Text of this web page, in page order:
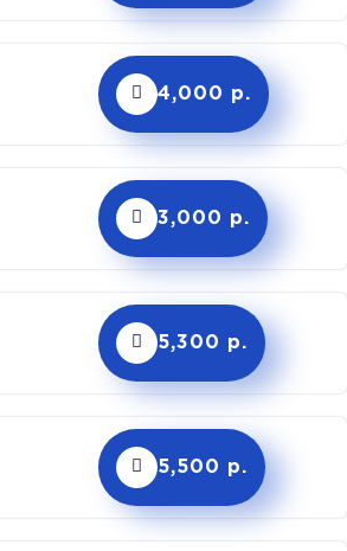
4,000 р.
3,000 р.
5,300 р.
5,500 р.